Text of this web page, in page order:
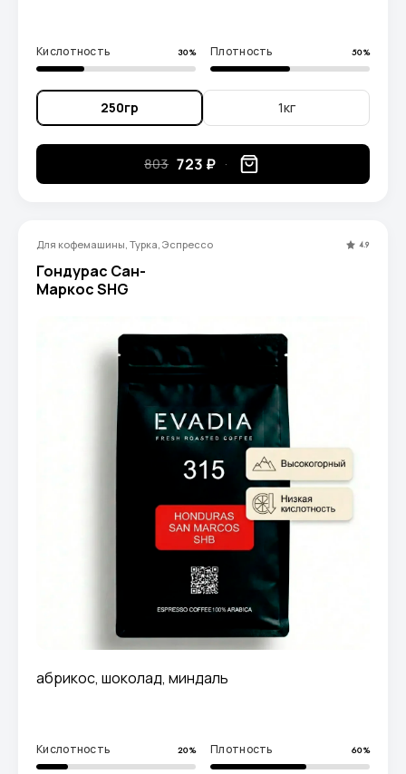
Кислотность 30% Плотность 50%
250гр 1кг
803 723 ₽
Для кофемашины, Турка, Эспрессо 4.9
Гондурас Сан-
Маркос SHG
абрикос, шоколад, миндаль
Кислотность 20% Плотность 60%